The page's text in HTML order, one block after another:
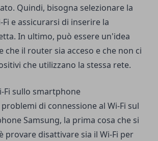
Quindi, bisogna selezionare la
e assicurarsi di inserire la
In ultimo, può essere un'idea
che il router sia acceso e che non ci
che utilizzano la stessa rete.
Fi sullo smartphone
di connessione al Wi-Fi sul
Samsung, la prima cosa che si
provare disattivare sia il Wi-Fi per